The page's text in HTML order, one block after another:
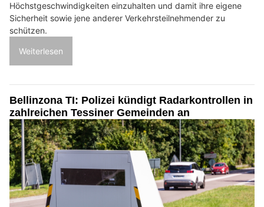
Höchstgeschwindigkeiten einzuhalten und damit ihre eigene
Sicherheit sowie jene anderer Verkehrsteilnehmender zu
schützen.
Weiterlesen
Bellinzona TI: Polizei kündigt Radarkontrollen in
zahlreichen Tessiner Gemeinden an